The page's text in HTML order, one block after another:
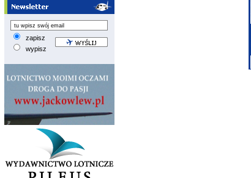
zapisz
wypisz